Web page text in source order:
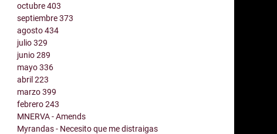
octubre403
septiembre373
agosto434
julio329
junio289
mayo336
abril223
marzo399
febrero243
MNERVA - Amends
Myrandas - Necesito que me distraigas